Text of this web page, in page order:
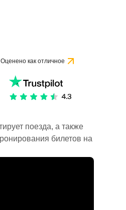
Оценено как отличное
поезда, а также
билетов на